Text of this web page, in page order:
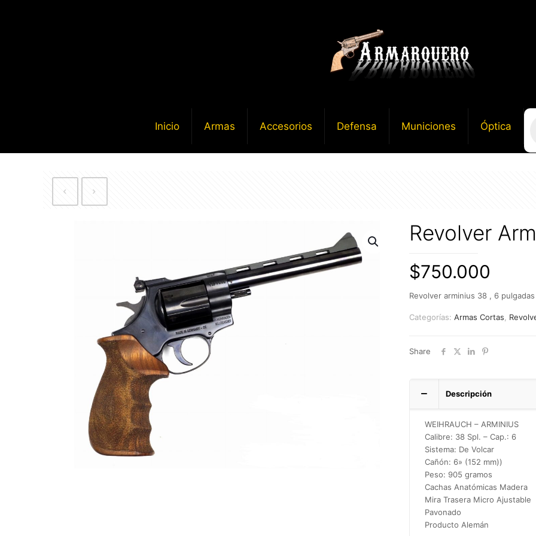
Inicio Armas Accesorios Defensa Municiones Óptica
Revolver
$750.000
Revolver arminius 38 , 6 pulgadas
Categorías: Armas Cortas
Share
Descripción
WEIHRAUCH – ARMINIUS
Calibre: 38 Spl. – Cap.: 6
Sistema: De Volcar
Cañón: 6» (152 mm))
Peso: 905 gramos
Cachas Anatómicas Madera
Mira Trasera Micro Ajustable
Pavonado
Producto Alemán